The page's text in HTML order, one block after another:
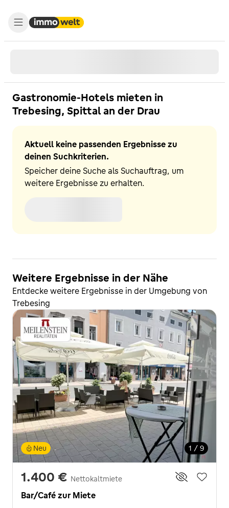
Gastronomie-Hotels mieten in
Trebesing, Spittal an der Drau
Aktuell keine passenden Ergebnisse zu
deinen Suchkriterien.
Speicher deine Suche als Suchauftrag, um
weitere Ergebnisse zu erhalten.
Weitere Ergebnisse in der Nähe
Entdecke weitere Ergebnisse in der Umgebung von
Trebesing
1 / 9
Neu
1.400 € Nettokaltmiete
Bar/Café zur Miete